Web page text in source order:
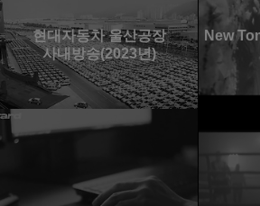
현대자동차 울산공장
사내방송(2023년)
New